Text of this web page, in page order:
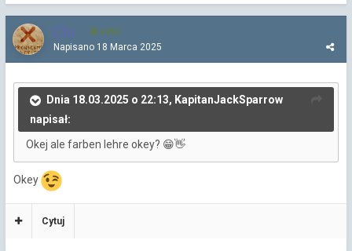
Chi 4 252
Napisano 18 Marca 2025
Dnia 18.03.2025 o 22:13, KapitanJackSparrow
napisał:
Okej ale farben lehre okey? 😁👋
Okey
Cytuj